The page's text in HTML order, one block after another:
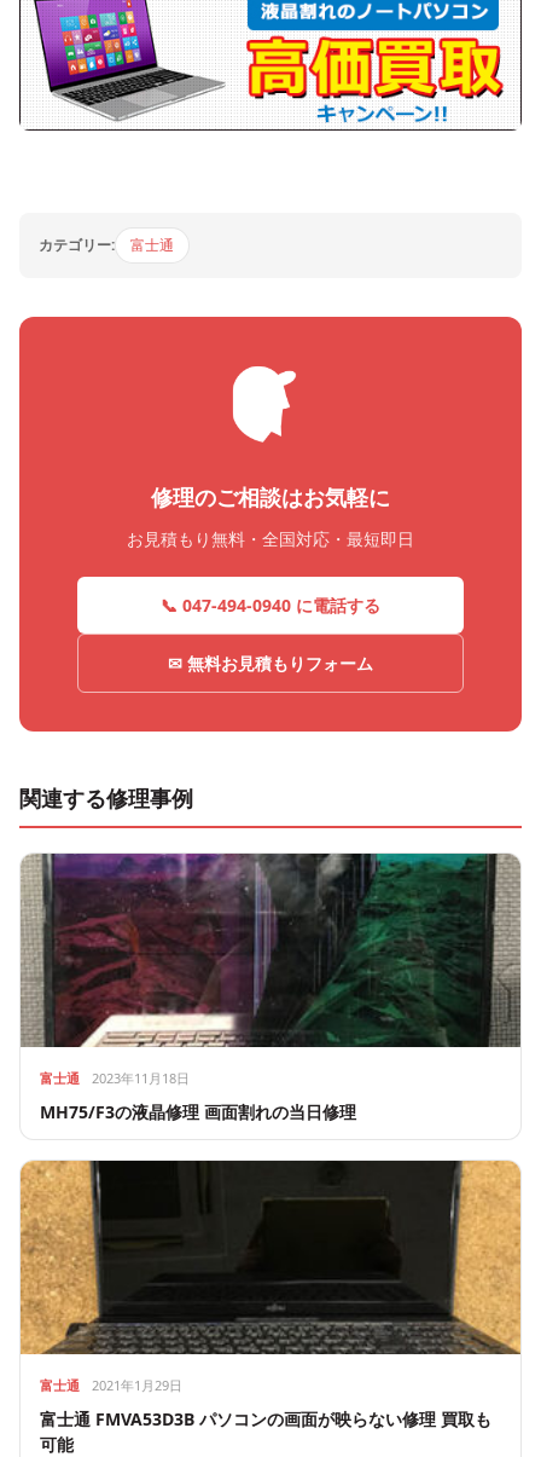
カテゴリー: 富士通
修理のご相談はお気軽に
お見積もり無料・全国対応・最短即日
📞 047-494-0940 に電話する
✉ 無料お見積もりフォーム
関連する修理事例
富士通 2023年11月18日
MH75/F3の液晶修理 画面割れの当日修理
富士通 2021年1月29日
富士通 FMVA53D3B パソコンの画面が映らない修理 買取も
可能